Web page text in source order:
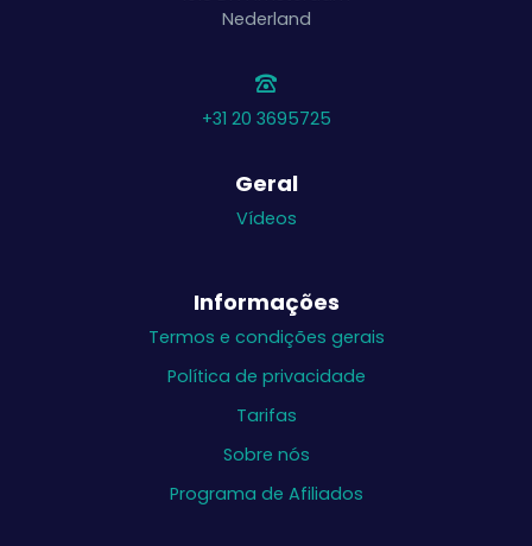
Nederland
+31 20 3695725
Geral
Vídeos
Informações
Termos e condições gerais
Política de privacidade
Tarifas
Sobre nós
Programa de Afiliados